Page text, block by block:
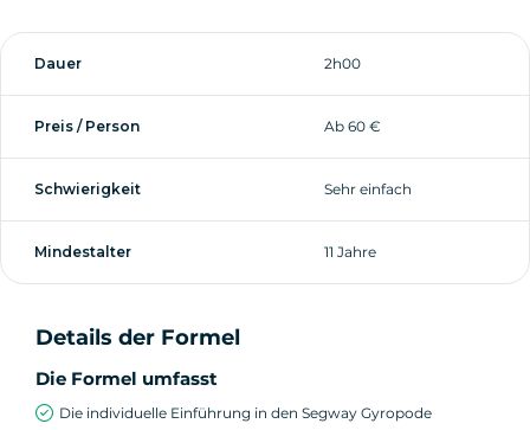
Dauer 2h00
Preis / Person Ab 60 €
Schwierigkeit Sehr einfach
Mindestalter 11 Jahre
Details der Formel
Die Formel umfasst
Die individuelle Einführung in den Segway Gyropode